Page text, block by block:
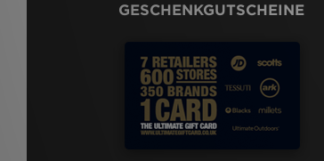
GESCHENKGUTSCHEINE